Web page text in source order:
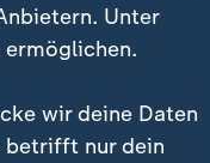
Unter
ermöglichen.
wir deine Daten
betrifft nur dein